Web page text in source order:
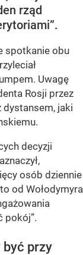
rząd
spotkanie obu
Uwagę
Rosji przez
dystansem, jaki
decyzji
osób dziennie
od Wołodymyra
pokój”.
być przy